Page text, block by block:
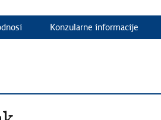
Konzularne informacije